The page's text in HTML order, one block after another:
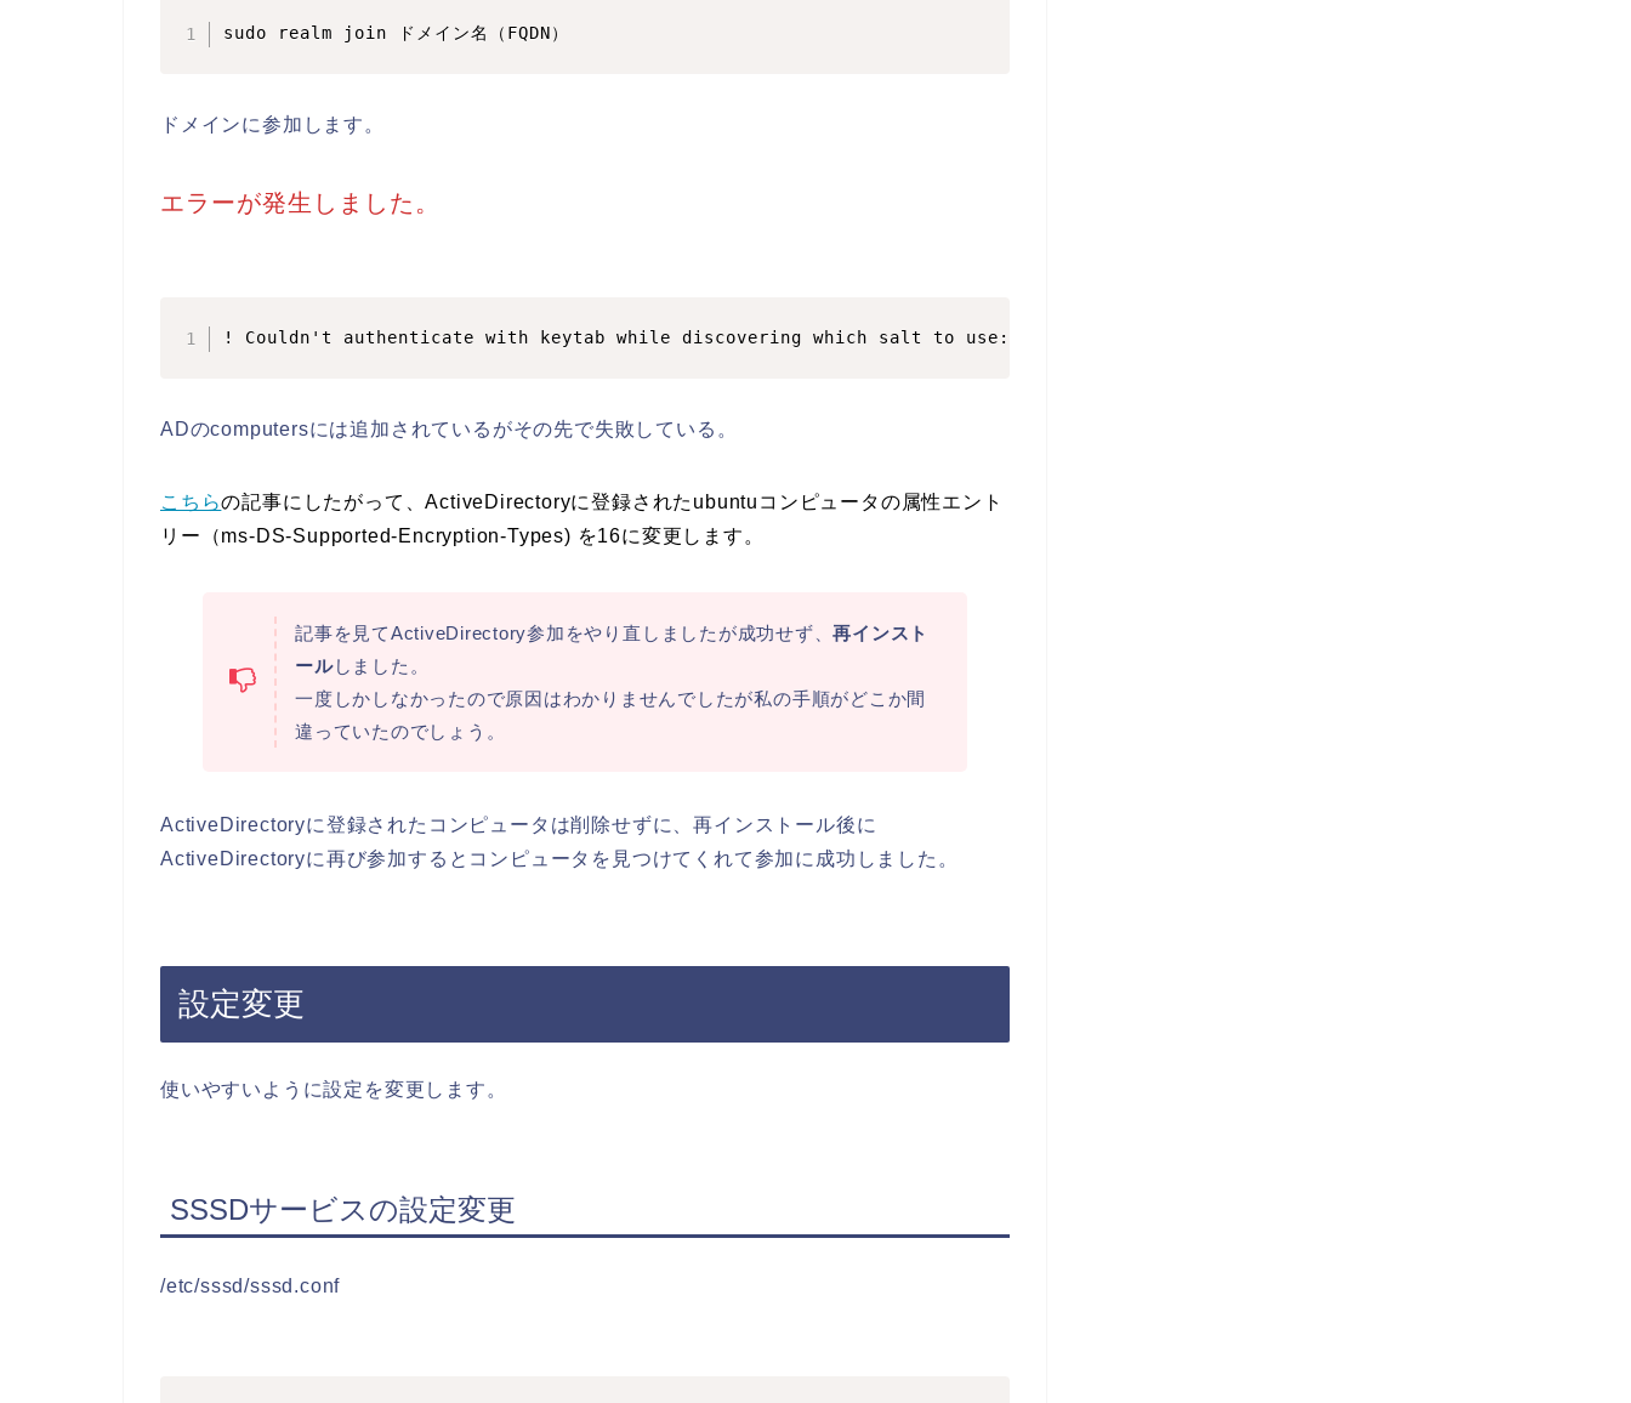
sudo realm join ドメイン名（FQDN）
ドメインに参加します。
エラーが発生しました。
! Couldn't authenticate with keytab while discovering which salt to use: UBUNTU$@ドメイン名（FQDN）: Client 'UBUNTU$@ドメイン名（
ADのcomputersには追加されているがその先で失敗している。
こちらの記事にしたがって、ActiveDirectoryに登録されたubuntuコンピュータの属性エント
リー（ms-DS-Supported-Encryption-Types) を16に変更します。
記事を見てActiveDirectory参加をやり直しましたが成功せず、再インスト
ールしました。
一度しかしなかったので原因はわかりませんでしたが私の手順がどこか間
違っていたのでしょう。
ActiveDirectoryに登録されたコンピュータは削除せずに、再インストール後に
ActiveDirectoryに再び参加するとコンピュータを見つけてくれて参加に成功しました。
設定変更
使いやすいように設定を変更します。
SSSDサービスの設定変更
/etc/sssd/sssd.conf